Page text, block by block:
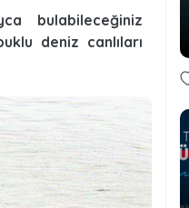
bulabileceğiniz
deniz canlıları